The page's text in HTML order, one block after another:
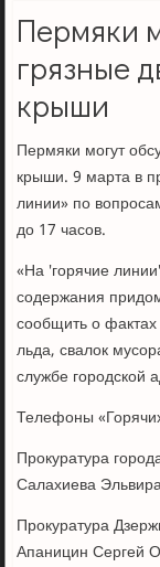
Пермяки
грязные
крыши
Пермяки могут
крыши. 9 марта в
линии» по
до 17 часов.
«На 'горячие
содержания
сообщить о
льда, свалок
службе городской
Телефоны
Прокуратура
Салахиева
Прокуратура
Апаницин Сергей